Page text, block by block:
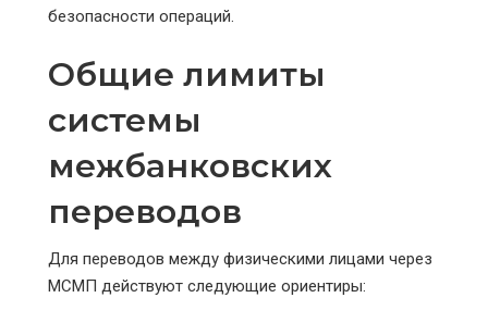
безопасности операций.
Общие лимиты
системы
межбанковских
переводов
Для переводов между физическими лицами через
МСМП действуют следующие ориентиры: